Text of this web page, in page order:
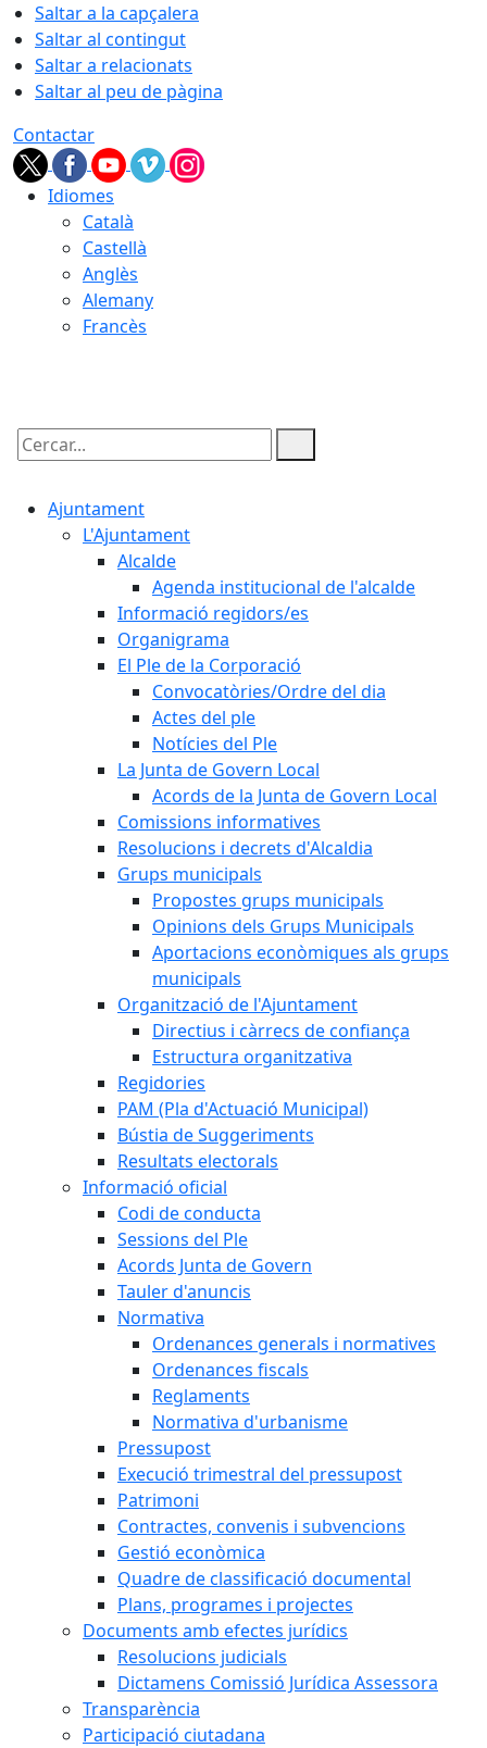
Saltar a la capçalera
Saltar al contingut
Saltar a relacionats
Saltar al peu de pàgina
Contactar
Idiomes
Català
Castellà
Anglès
Alemany
Francès
Cercar:
Ajuntament
L'Ajuntament
Alcalde
Agenda institucional de l'alcalde
Informació regidors/es
Organigrama
El Ple de la Corporació
Convocatòries/Ordre del dia
Actes del ple
Notícies del Ple
La Junta de Govern Local
Acords de la Junta de Govern Local
Comissions informatives
Resolucions i decrets d'Alcaldia
Grups municipals
Propostes grups municipals
Opinions dels Grups Municipals
Aportacions econòmiques als grups
municipals
Organització de l'Ajuntament
Directius i càrrecs de confiança
Estructura organitzativa
Regidories
PAM (Pla d'Actuació Municipal)
Bústia de Suggeriments
Resultats electorals
Informació oficial
Codi de conducta
Sessions del Ple
Acords Junta de Govern
Tauler d'anuncis
Normativa
Ordenances generals i normatives
Ordenances fiscals
Reglaments
Normativa d'urbanisme
Pressupost
Execució trimestral del pressupost
Patrimoni
Contractes, convenis i subvencions
Gestió econòmica
Quadre de classificació documental
Plans, programes i projectes
Documents amb efectes jurídics
Resolucions judicials
Dictamens Comissió Jurídica Assessora
Transparència
Participació ciutadana